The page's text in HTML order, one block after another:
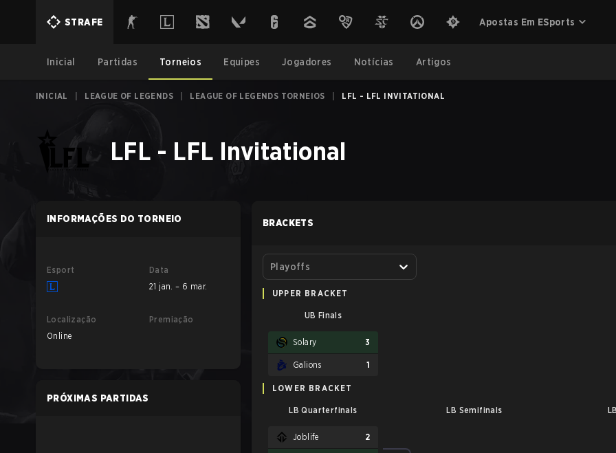
STRAFE Apostas Em ESports
Inicial Partidas Torneios Equipes Jogadores Notícias Artigos
INICIAL LEAGUE OF LEGENDS LEAGUE OF LEGENDS TORNEIOS LFL - LFL INVITATIONAL
LFL - LFL Invitational
INFORMAÇÕES DO TORNEIO
Esport
Data
21 jan. – 6 mar.
Localização
Online
Premiação
PRÓXIMAS PARTIDAS
BRACKETS
Playoffs
UPPER BRACKET
UB Finals
Solary 3
Galions 1
LOWER BRACKET
LB Quarterfinals LB Semifinals
Joblife 2